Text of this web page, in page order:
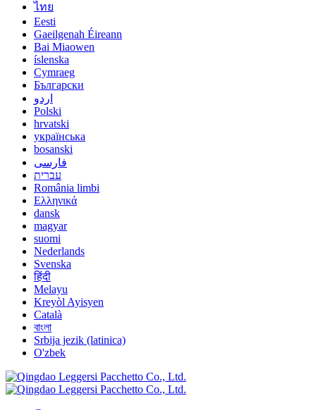
ไทย
Eesti
Gaeilgenah Éireann
Bai Miaowen
íslenska
Cymraeg
Български
اردو
Polski
hrvatski
українська
bosanski
فارسی
עברית
România limbi
Ελληνικά
dansk
magyar
suomi
Nederlands
Svenska
हिंदी
Melayu
Kreyòl Ayisyen
Català
বাংলা
Srbija jezik (latinica)
O'zbek